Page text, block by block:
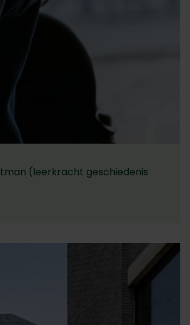
(leerkracht geschiedenis